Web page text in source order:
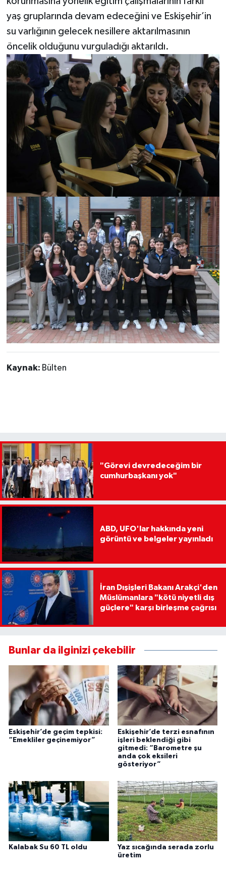
yaş gruplarında devam edeceğini ve Eskişehir’in
su varlığının gelecek nesillere aktarılmasının
öncelik olduğunu vurguladığı aktarıldı.
Kaynak: Bülten
"Görevi devredeceğim bir
cumhurbaşkanı yok"
ABD, UFO'lar hakkında yeni
görüntü ve belgeler yayınladı
İran Dışişleri Bakanı Arakçi'den
Müslümanlara "kötü niyetli dış
güçlere" karşı birleşme çağrısı
Bunlar da ilginizi çekebilir
Eskişehir’de geçim tepkisi:
“Emekliler geçinemiyor”
Eskişehir’de terzi esnafının
işleri beklendiği gibi
gitmedi: “Barometre şu
anda çok eksileri
gösteriyor”
Kalabak Su 60 TL oldu
Yaz sıcağında serada zorlu
üretim